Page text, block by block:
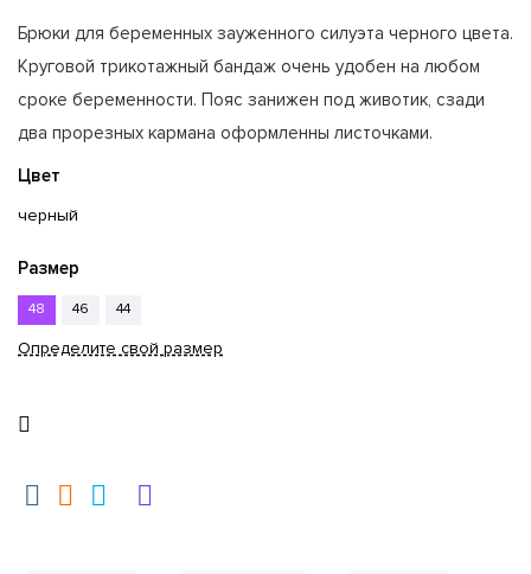
Брюки для беременных зауженного силуэта черного цвета.
Круговой трикотажный бандаж очень удобен на любом
сроке беременности. Пояс занижен под животик, сзади
два прорезных кармана оформленны листочками.
Цвет
черный
Размер
48 46 44
Определите свой размер